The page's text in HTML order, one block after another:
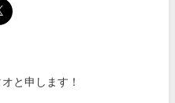
と申します！